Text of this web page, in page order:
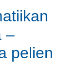
–
pelien